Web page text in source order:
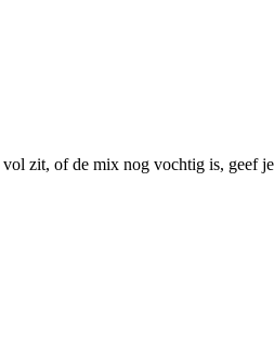
zit, of de mix nog vochtig is, geef